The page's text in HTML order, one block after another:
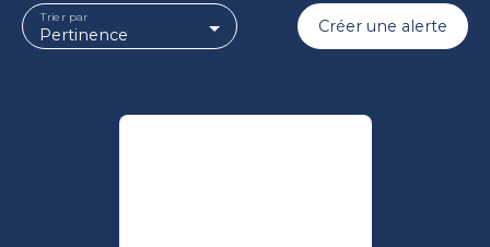
Pertinence
Trier par Créer une alerte